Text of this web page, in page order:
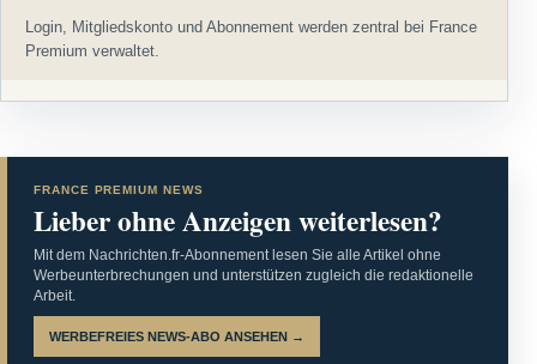
Login, Mitgliedskonto und Abonnement werden zentral bei France
Premium verwaltet.
FRANCE PREMIUM NEWS
Lieber ohne Anzeigen weiterlesen?
Mit dem Nachrichten.fr-Abonnement lesen Sie alle Artikel ohne
Werbeunterbrechungen und unterstützen zugleich die redaktionelle
Arbeit.
WERBEFREIES NEWS-ABO ANSEHEN →